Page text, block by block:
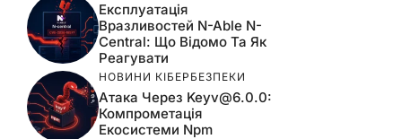
Експлуатація
Вразливостей N-Able N-
Central: Що Відомо Та Як
Реагувати
НОВИНИ КІБЕРБЕЗПЕКИ
Атака Через Keyv@6.0.0:
Компрометація
Екосистеми Npm